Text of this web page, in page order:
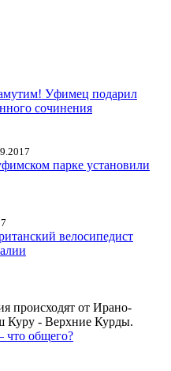
Уфимец подарил
сочинения
парке установили
велосипедист
происходят от Ирано-
Куру - Верхние Курды.
общего?